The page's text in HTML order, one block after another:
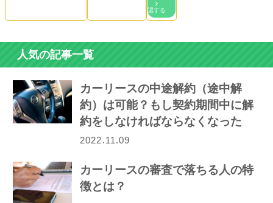
認する
人気の記事一覧
カーリースの中途解約（途中解
約）は可能？もし契約期間中に解
約をしなければならなくなった
ら…
2022.11.09
カーリースの審査で落ちる人の特
徴とは？